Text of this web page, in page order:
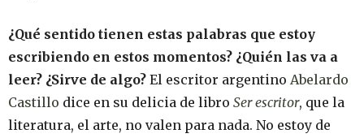
¿Qué sentido tienen estas palabras que estoy
escribiendo en estos momentos? ¿Quién las va a
leer? ¿Sirve de algo? El escritor argentino Abelardo
Castillo dice en su delicia de libro Ser escritor, que la
literatura, el arte, no valen para nada. No estoy de